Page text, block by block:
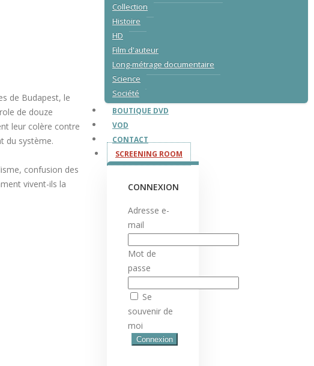
Collection
Histoire
HD
Film d'auteur
Long-métrage documentaire
Science
Société
BOUTIQUE DVD
VOD
CONTACT
SCREENING ROOM
CONNEXION
Adresse e-
mail
Mot de
passe
Se
souvenir de
moi
de Budapest, le
de douze
leur colère contre
du système.
confusion des
vivent-ils la